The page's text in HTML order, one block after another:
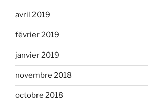
avril 2019
février 2019
janvier 2019
novembre 2018
octobre 2018